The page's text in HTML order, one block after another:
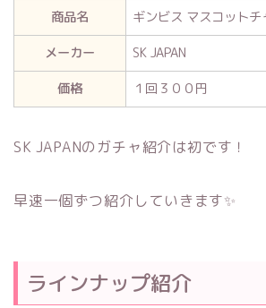
商品名
ギンビス マスコットチ
メーカー
SK JAPAN
価格
１回３００円
SK JAPANのガチャ紹介は初です！
早速一個ずつ紹介していきます✨
ラインナップ紹介